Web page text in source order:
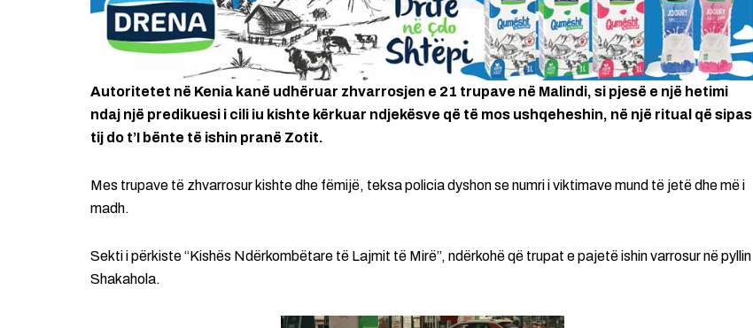
Autoritetet në Kenia kanë udhëruar zhvarrosjen e 21 trupave në Malindi, si pjesë e një hetimi
ndaj një predikuesi i cili iu kishte kërkuar ndjekësve që të mos ushqeheshin, në një ritual që sipas
tij do t’I bënte të ishin pranë Zotit.
Mes trupave të zhvarrosur kishte dhe fëmijë, teksa policia dyshon se numri i viktimave mund të jetë dhe më i
madh.
Sekti i përkiste “Kishës Ndërkombëtare të Lajmit të Mirë”, ndërkohë që trupat e pajetë ishin varrosur në pyllin
Shakahola.